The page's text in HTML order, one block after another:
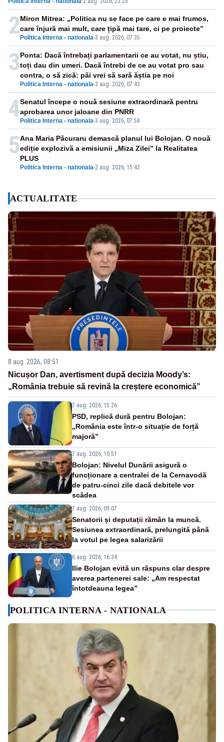
2 Politica Interna - nationala-3 aug. 2026, 07:35
Miron Mitrea: „Politica nu se face pe care e mai frumos,
care înjură mai mult, care țipă mai tare, ci pe proiecte”
3
Politica Interna - nationala-3 aug. 2026, 07:42
Ponta: Dacă întrebați parlamentarii ce au votat, nu știu,
toți dau din umeri. Dacă întrebi de ce au votat pro sau
contra, o să zică: păi vrei să sară ăștia pe noi
4 Politica Interna - nationala-3 aug. 2026, 07:58
Senatul începe o nouă sesiune extraordinară pentru
aprobarea unor jaloane din PNRR
5
Politica Interna - nationala-2 aug. 2026, 15:42
Ana Maria Păcuraru demască planul lui Bolojan. O nouă
ediție explozivă a emisiunii „Miza Zilei” la Realitatea
PLUS
ACTUALITATE
8 aug. 2026, 08:51
Nicușor Dan, avertisment după decizia Moody’s:
„România trebuie să revină la creștere economică”
7 aug. 2026, 15:26
PSD, replică dură pentru Bolojan:
„România este într-o situație de forță
majoră”
7 aug. 2026, 10:51
Bolojan: Nivelul Dunării asigură o
funcționare a centralei de la Cernavodă
de patru-cinci zile dacă debitele vor
scădea
7 aug. 2026, 09:07
Senatorii și deputații rămân la muncă.
Sesiunea extraordinară, prelungită până
la votul pe legea salarizării
6 aug. 2026, 16:34
Ilie Bolojan evită un răspuns clar despre
averea partenerei sale: „Am respectat
întotdeauna legea”
POLITICA INTERNA - NATIONALA